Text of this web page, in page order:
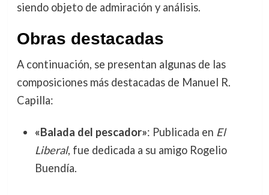
siendo objeto de admiración y análisis.
Obras destacadas
A continuación, se presentan algunas de las
composiciones más destacadas de Manuel R.
Capilla:
«Balada del pescador»: Publicada en El
Liberal, fue dedicada a su amigo Rogelio
Buendía.